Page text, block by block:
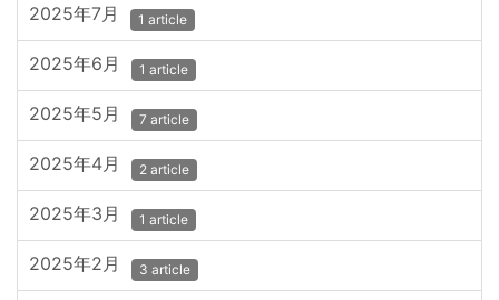
2025年7月 1 article
2025年6月 1 article
2025年5月 7 article
2025年4月 2 article
2025年3月 1 article
2025年2月 3 article